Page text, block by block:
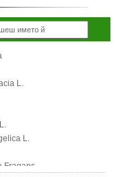
L.
L.
Fragans